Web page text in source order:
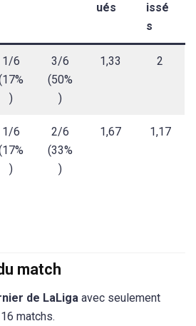
ués
issé
s
1/6
)
3/6
(50%
)
1,33 2
1/6
)
2/6
(33%
)
1,67 1,17
match
de LaLiga avec seulement
matchs.